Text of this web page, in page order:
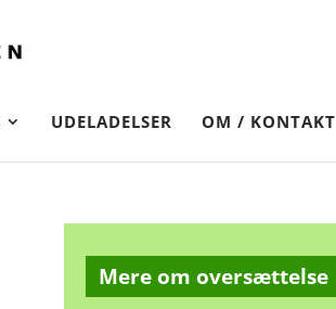
UDELADELSER OM / KONTAKT
Mere om oversættelse